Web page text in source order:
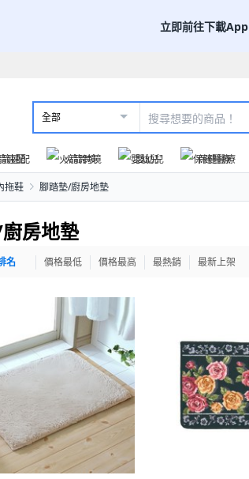
立即前往下載App
全部
速配 火箭跨境 嬰幼兒 保健醫療
拖鞋 腳踏墊/廚房地墊
房地墊
名 價格最低 價格最高 最熱銷 最新上架